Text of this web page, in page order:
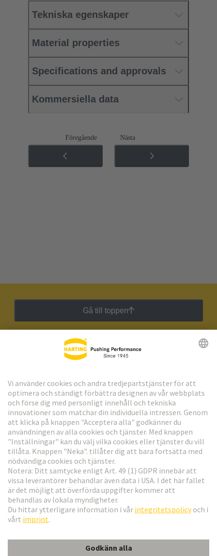
Tekniska egenskaper
Material properties
Specifications and approvals
Kommersiella data
Föregående Nästa
Gå till toppen
HARTING:s nyhetsbrev
Gå till registrering
Social Media
Sverige